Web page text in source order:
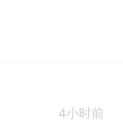
4小时前